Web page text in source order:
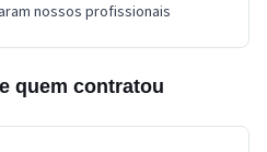
nossos profissionais
quem contratou